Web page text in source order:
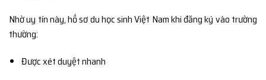
Nhờ uy tín này, hồ sơ du học sinh Việt Nam khi đăng ký vào trường
thường:
Được xét duyệt nhanh